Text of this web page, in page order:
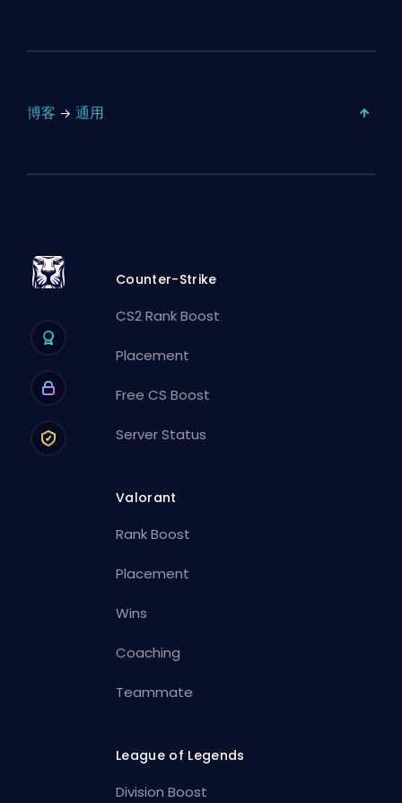
博客 通用
Counter-Strike
CS2 Rank Boost
Placement
Free CS Boost
Server Status
Valorant
Rank Boost
Placement
Wins
Coaching
Teammate
League of Legends
Division Boost